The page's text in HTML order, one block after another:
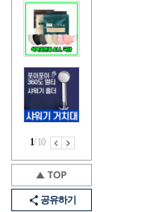
1/10
공유하기